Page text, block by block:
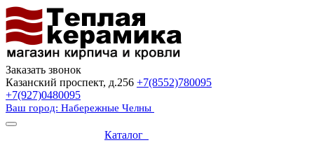
Заказать звонок
Казанский проспект, д.256 +7(8552)780095
+7(927)0480095
Ваш город: Набережные Челны
Каталог